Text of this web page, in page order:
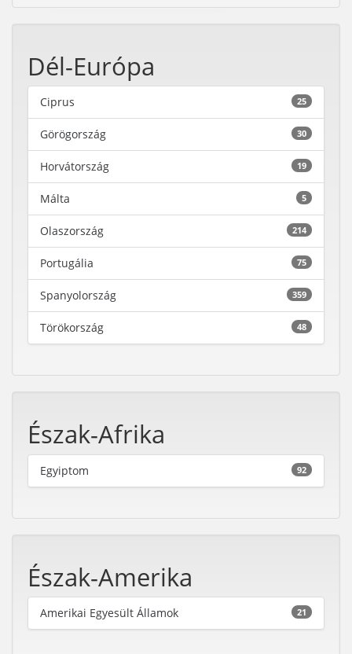
Dél-Európa
25
Ciprus
30
Görögország
19
Horvátország
5
Málta
214
Olaszország
75
Portugália
359
Spanyolország
48
Törökország
Észak-Afrika
92
Egyiptom
Észak-Amerika
21
Amerikai Egyesült Államok